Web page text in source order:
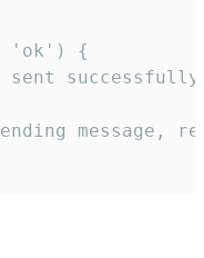
'ok') {
sent
message,